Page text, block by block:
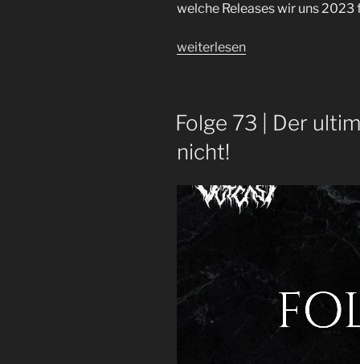
welche Releases wir uns 2023
„Folge
Silber
und
Gold“
weiterlesen
Folge 73 | Der
nicht!